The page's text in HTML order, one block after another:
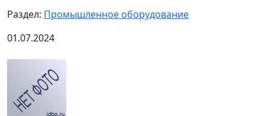
Раздел: Промышленное оборудование
01.07.2024